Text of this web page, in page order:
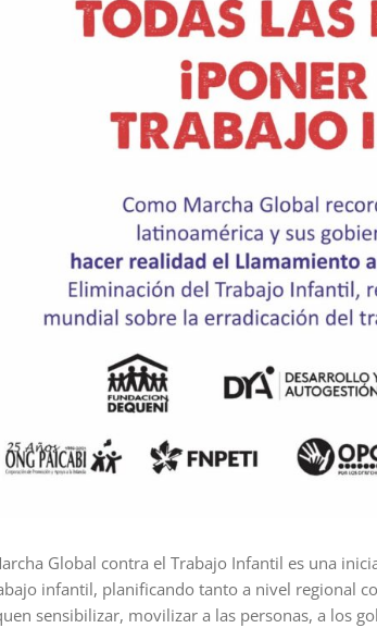
Global contra el Trabajo Infantil es una
infantil, planificando tanto a nivel regional
sensibilizar, movilizar a las personas, a los